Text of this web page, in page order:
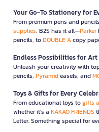
Your Go-To Stationery for
From premium pens and
supplies, B2S has it all—Parker
pencils, toDOUBLE Acopy
Endless Possibilities for Art
Unleash your creativity with
pencils, Pyramideasels, and
Toys & Gifts for Every
From educational toys togifts
whether it’s a KAKAO FRIENDS
Letter. Something special for